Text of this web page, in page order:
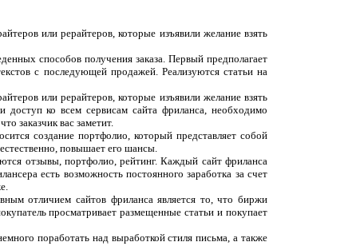
или рерайтеров, которые изъявили желание взять
способов получения заказа. Первый предполагает
с последующей продажей. Реализуются статьи на
или рерайтеров, которые изъявили желание взять
ко всем сервисам сайта фриланса, необходимо
заказчик вас заметит.
создание портфолио, который представляет собой
повышает его шансы.
отзывы, портфолио, рейтинг. Каждый сайт фриланса
есть возможность постоянного заработка за счет
отличием сайтов фриланса является то, что биржи
просматривает размещенные статьи и покупает
поработать над выработкой стиля письма, а также